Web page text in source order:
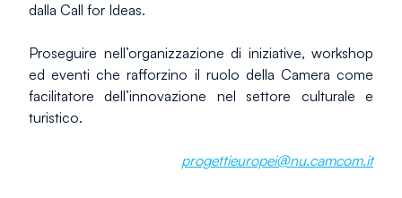
dalla Call for Ideas.
Proseguire nell’organizzazione di iniziative, workshop
ed eventi che rafforzino il ruolo della Camera come
facilitatore dell’innovazione nel settore culturale e
turistico.
progettieuropei@nu.camcom.it